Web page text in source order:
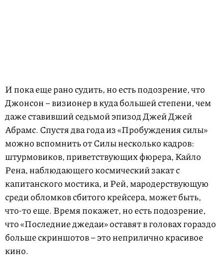
И пока еще рано судить, но есть подозрение, что
Джонсон – визионер в куда большей степени, чем
даже ставивший седьмой эпизод Джей Джей
Абрамс. Спустя два года из «Пробуждения силы»
можно вспомнить от Силы несколько кадров:
штурмовиков, приветствующих фюрера, Кайло
Рена, наблюдающего космический закат с
капитанского мостика, и Рей, мародерствующую
среди обломков сбитого крейсера, может быть,
что-то еще. Время покажет, но есть подозрение,
что «Последние джедаи» оставят в головах гораздо
больше скриншотов – это неприлично красивое
кино.